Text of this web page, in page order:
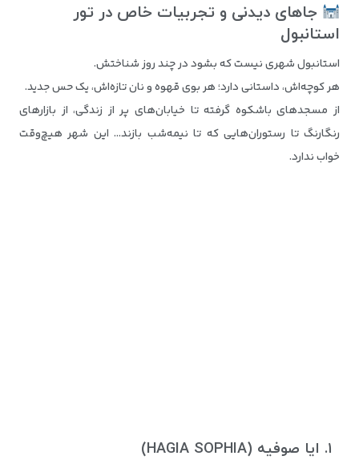
جاهای دیدنی و تجربیات خاص در تور
استانبول
استانبول شهری نیست که بشود در چند روز شناختش.
هر کوچه‌اش، داستانی دارد؛ هر بوی قهوه و نان تازه‌اش، یک حس جدید.
از مسجدهای باشکوه گرفته تا خیابان‌های پر از زندگی، از بازارهای
رنگارنگ تا رستوران‌هایی که تا نیمه‌شب بازند… این شهر هیچ‌وقت
خواب ندارد.
۱. ایا صوفیه (HAGIA SOPHIA)